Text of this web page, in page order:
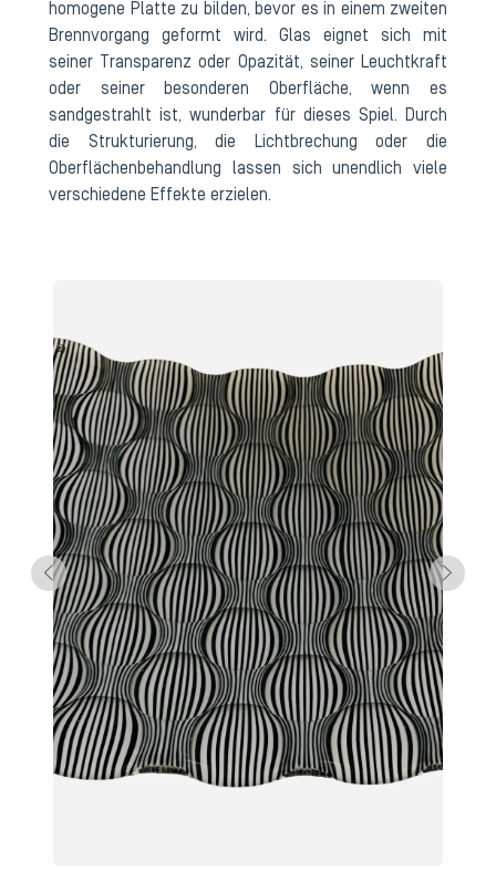
homogene Platte zu bilden, bevor es in einem zweiten
Brennvorgang geformt wird. Glas eignet sich mit
seiner Transparenz oder Opazität, seiner Leuchtkraft
oder seiner besonderen Oberfläche, wenn es
sandgestrahlt ist, wunderbar für dieses Spiel. Durch
die Strukturierung, die Lichtbrechung oder die
Oberflächenbehandlung lassen sich unendlich viele
verschiedene Effekte erzielen.